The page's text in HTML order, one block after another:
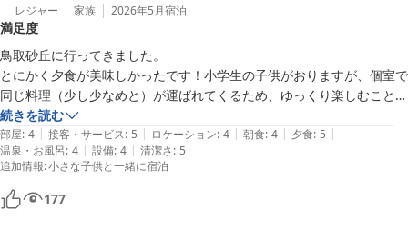
レジャー 家族 2026年5月宿泊
満足度
鳥取砂丘に行ってきました。
とにかく夕食が美味しかったです！小学生の子供がおりますが、個室で
同じ料理（少し少なめと）が運ばれてくるため、ゆっくり楽しむことが
できました。
小さなお宿ですが、清潔さや接客の丁寧さもあり、満足度はとても高か
ったです。
お世話になりましたm(_ _)m
続きを読む
部屋: 4 | 接客・サービス: 5 | ロケーション: 4 | 朝食: 4 | 夕食: 5 |
温泉・お風呂: 4 | 設備: 4 | 清潔さ: 5
追加情報:小さな子供と一緒に宿泊
177